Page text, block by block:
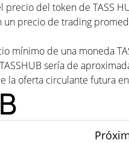
del token de TASS
un precio de trading
mínimo de una moneda
sería de
la oferta circulante futura